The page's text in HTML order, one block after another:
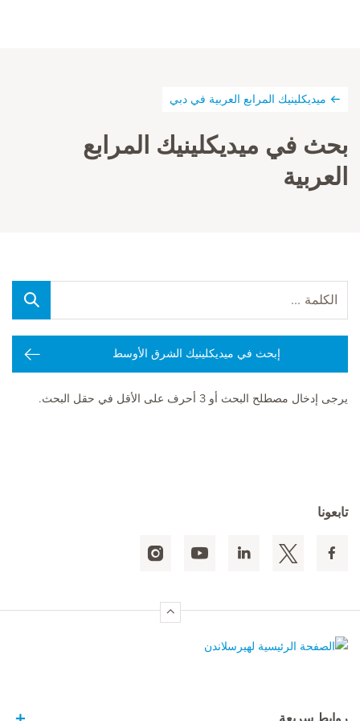
ميديكلينيك المرابع العربية في دبي
بحث في ميديكلينيك المرابع
العربية
إبحث في ميديكلينيك الشرق الأوسط
يرجى إدخال مصطلح البحث أو 3 أحرف على الأقل في حقل البحث.
تابعونا
روابط سريعة